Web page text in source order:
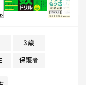
3歳
保護者